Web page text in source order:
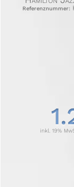
Referenznummer:
inkl. 19%